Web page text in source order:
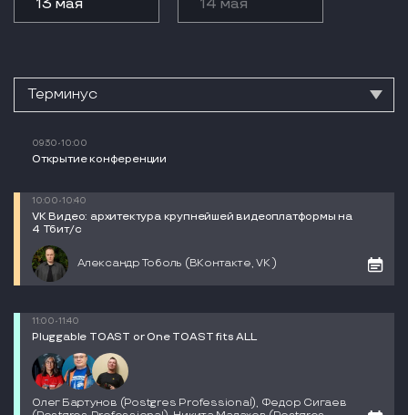
13 мая 14 мая
09:30-10:00
Открытие конференции
10:00-10:40
VK Видео: архитектура крупнейшей видеоплатформы на
4 Тбит/с
Александр Тоболь (ВКонтакте, VK )
11:00-11:40
Pluggable TOAST or One TOAST fits ALL
Олег Бартунов (Postgres Professional), Федор Сигаев